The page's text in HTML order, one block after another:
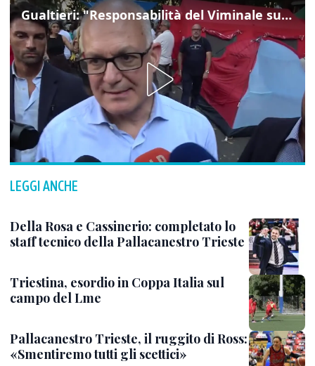
Gualtieri: "Responsabilità del Viminale su Spin Time? La posizione dei partiti è nota"
LEGGI ANCHE
Della Rosa e Cassinerio: completato lo
staff tecnico della Pallacanestro Trieste
Triestina, esordio in Coppa Italia sul
campo del Lme
Pallacanestro Trieste, il ruggito di Ross:
«Smentiremo tutti gli scettici»